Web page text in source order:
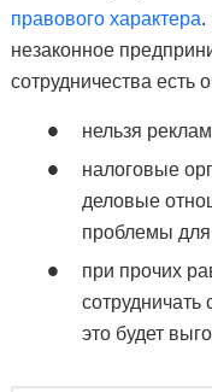
правового характера.
незаконное
сотрудничества есть
нельзя
налоговые
деловые
проблемы для
при прочих
это будет